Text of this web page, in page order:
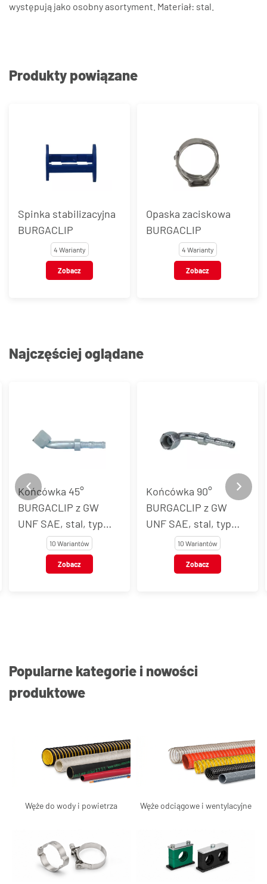
występują jako osobny asortyment. Materiał: stal.
Produkty powiązane
Spinka stabilizacyjna
BURGACLIP
4 Warianty
Zobacz
Opaska zaciskowa
BURGACLIP
4 Warianty
Zobacz
Najczęściej oglądane
Końcówka 90°
BURGACLIP z GW
UNF SAE, stal, typ
10 Wariantów
Zobacz
Końcówka rurkowa
BURGACLIP z GW
UNF, stal, typ 54704
11 Wariantów
Zobacz
Popularne kategorie i nowości
produktowe
Węże do wody i powietrza Węże odciągowe i wentylacyjne